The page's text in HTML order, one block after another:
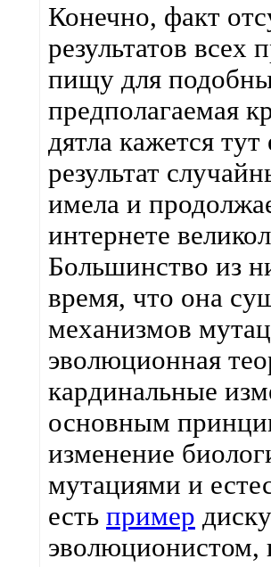
Конечно, факт
результатов
пищу для
предполагаемая
дятла кажется
результат
имела и
интернете
Большинство из
время, что она
механизмов
эволюционная
кардинальные
основным
изменение
мутациями и
есть пример
эволюционистом,